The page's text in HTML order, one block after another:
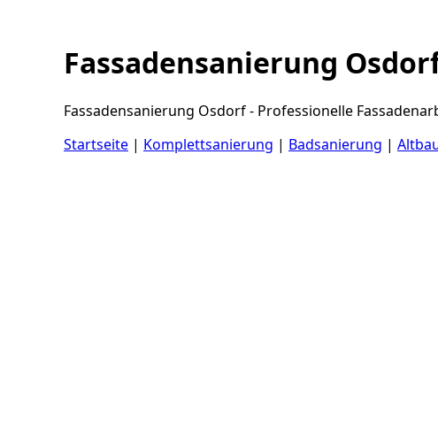
Fassadensanierung
Fassadensanierung Osdorf - Professionelle
Startseite | Komplettsanierung | Badsanierung |